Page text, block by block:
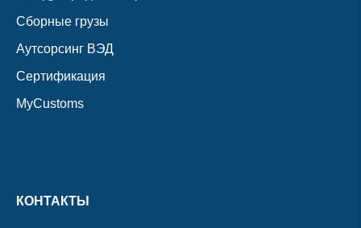
Сборные грузы
Аутсорсинг ВЭД
Сертификация
MyCustoms
КОНТАКТЫ